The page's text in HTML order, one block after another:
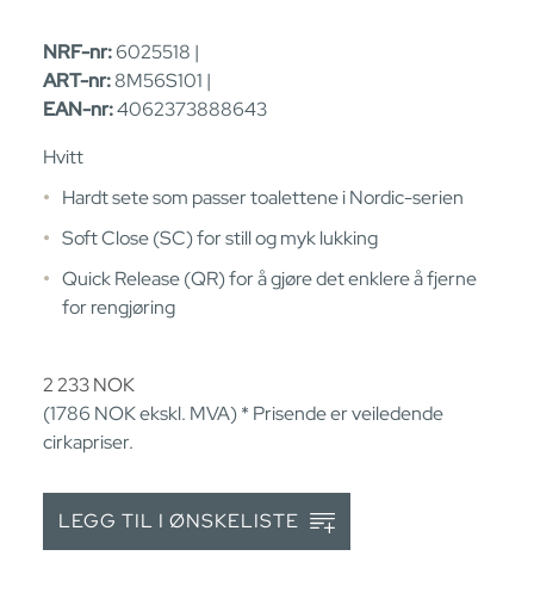
NRF-nr:6025518 |
ART-nr:8M56S101 |
EAN-nr:4062373888643
Hvitt
Hardt sete som passer toalettene i Nordic-serien
Soft Close (SC) for still og myk lukking
Quick Release (QR) for å gjøre det enklere å fjerne
for rengjøring
2 233NOK
(1786 NOKekskl. MVA) * Prisende er veiledende
cirkapriser.
LEGG TIL I ØNSKELISTE